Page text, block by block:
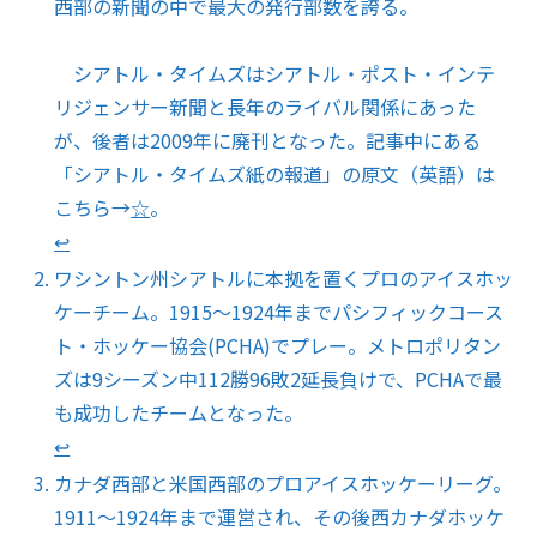
シアトル・タイムズはシアトル・ポスト・インテ
リジェンサー新聞と長年のライバル関係にあった
が、後者は2009年に廃刊となった。記事中にある
「シアトル・タイムズ紙の報道」の原文（英語）は
こちら→☆。
↩︎
ワシントン州シアトルに本拠を置くプロのアイスホッ
ケーチーム。1915～1924年までパシフィックコース
ト・ホッケー協会(PCHA)でプレー。メトロポリタン
ズは9シーズン中112勝96敗2延長負けで、PCHAで最
も成功したチームとなった。
↩︎
カナダ西部と米国西部のプロアイスホッケーリーグ。
1911～1924年まで運営され、その後西カナダホッケ